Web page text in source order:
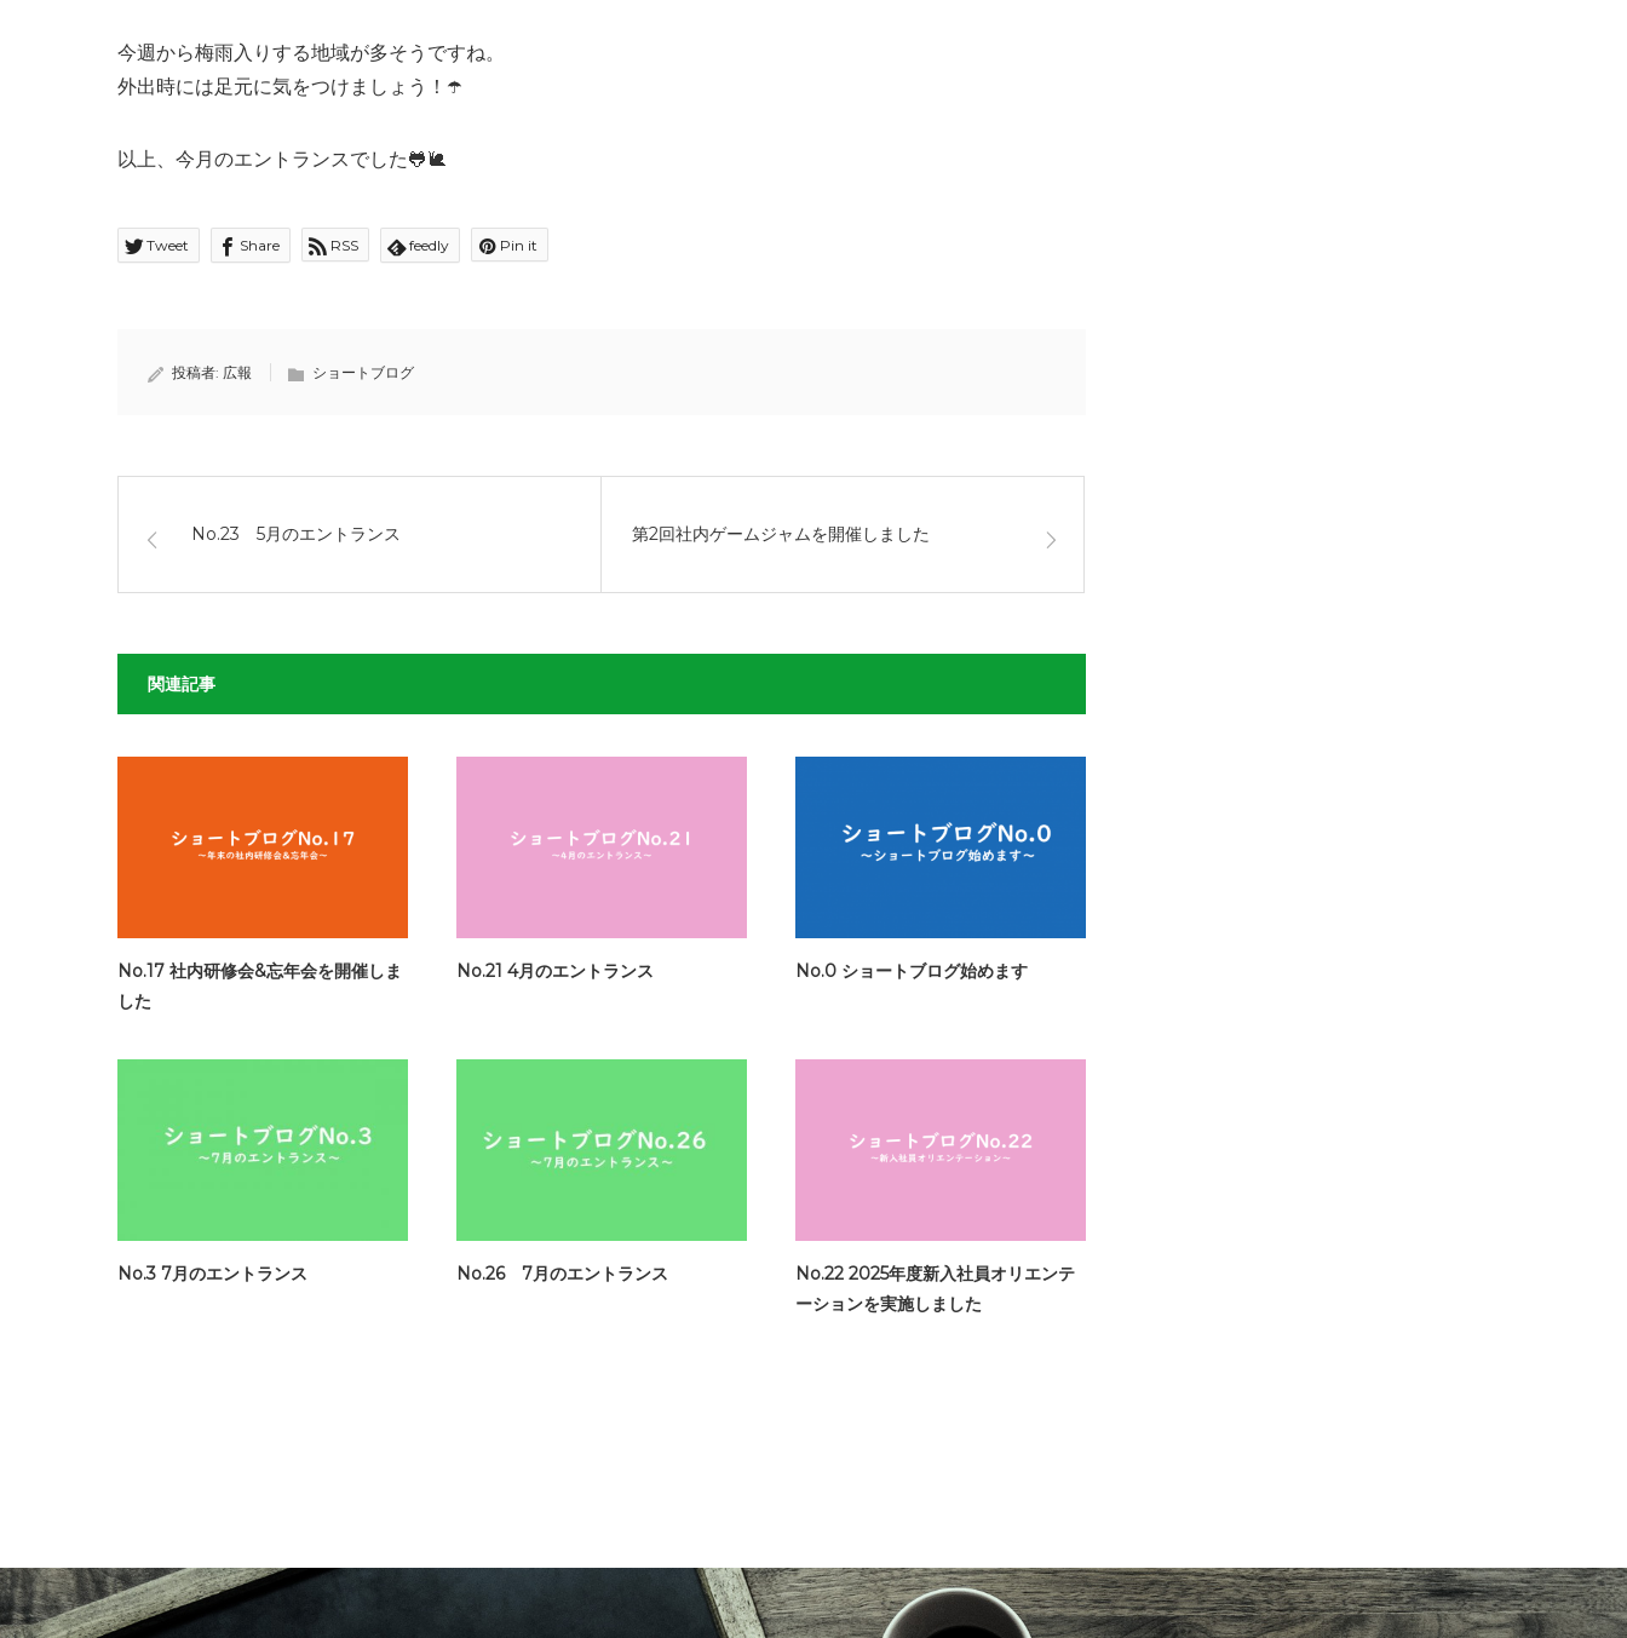
今週から梅雨入りする地域が多そうですね。
外出時には足元に気をつけましょう！☂️
以上、今月のエントランスでした🐸🐌
Tweet Share RSS feedly Pin it
投稿者: 広報 ショートブログ
No.23 5月のエントランス 第2回社内ゲームジャムを開催しました
関連記事
No.17 社内研修会&忘年会を開催しま
した
No.21 4月のエントランス No.0 ショートブログ始めます
No.3 7月のエントランス No.26 7月のエントランス
No.22 2025年度新入社員オリエンテ
ーションを実施しました